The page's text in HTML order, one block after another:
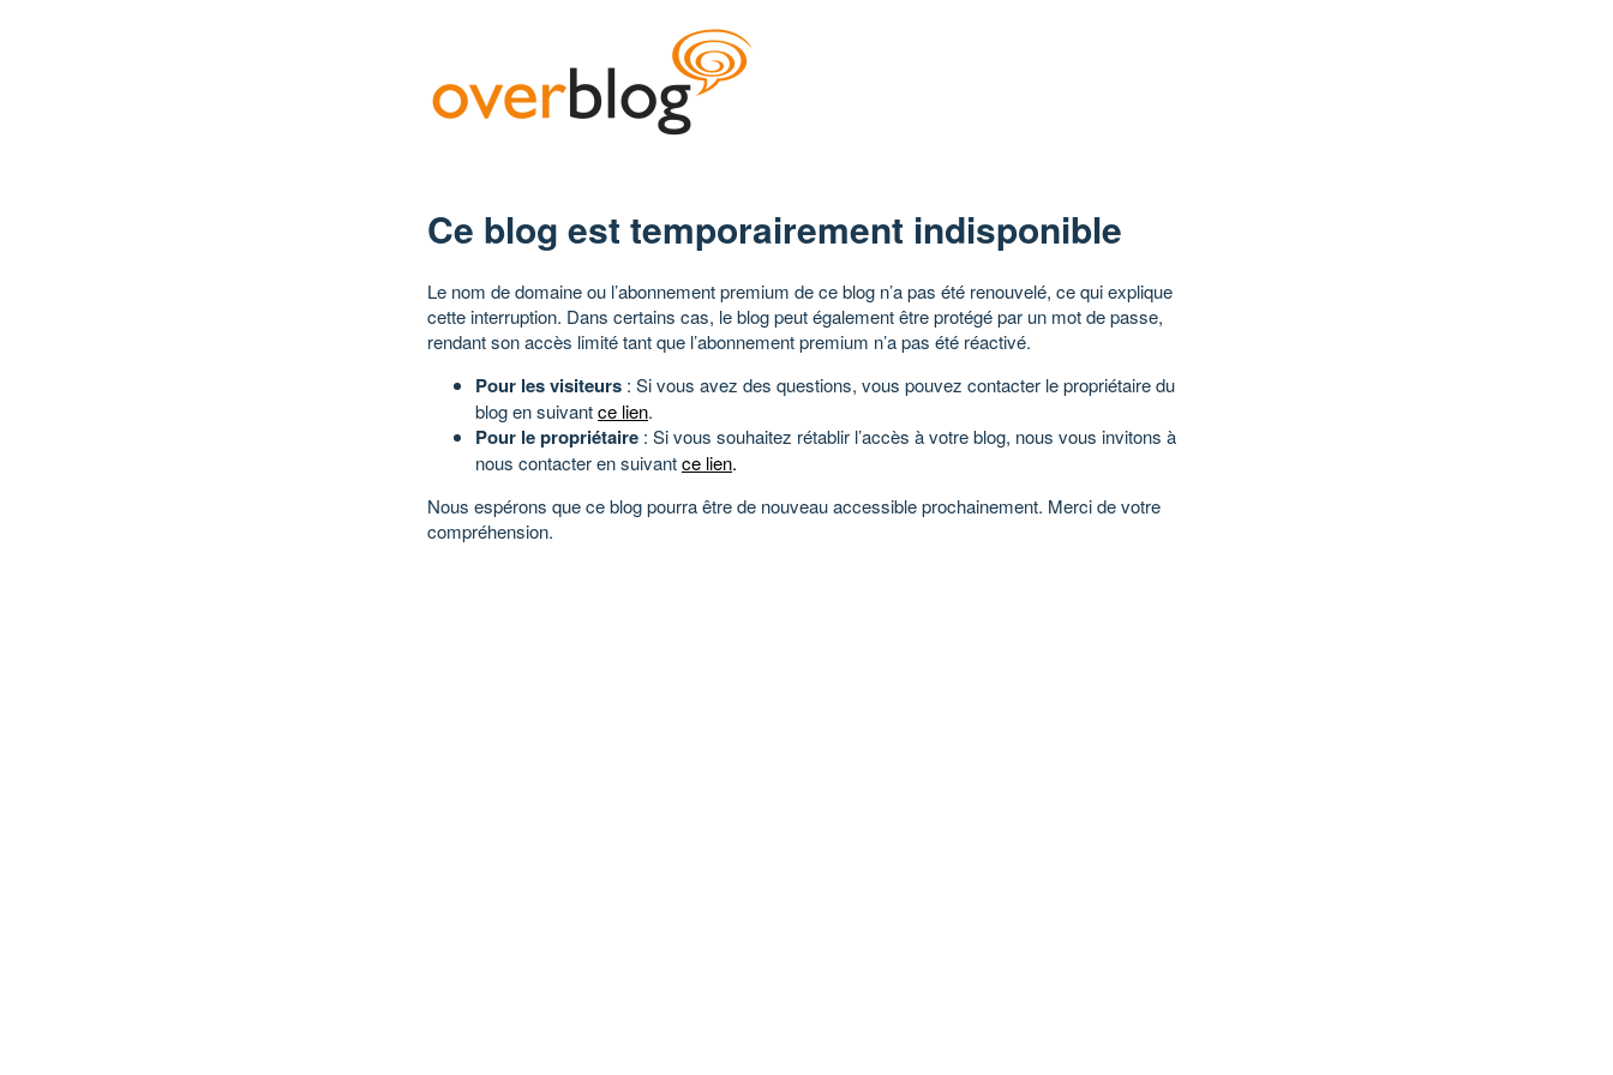
Ce blog est temporairement indisponible
Le nom de domaine ou l’abonnement premium de ce blog n’a pas été renouvelé, ce qui explique
cette interruption. Dans certains cas, le blog peut également être protégé par un mot de passe,
rendant son accès limité tant que l’abonnement premium n’a pas été réactivé.
Pour les visiteurs : Si vous avez des questions, vous pouvez contacter le propriétaire du
blog en suivantce lien.
Pour le propriétaire : Si vous souhaitez rétablir l’accès à votre blog, nous vous invitons à
nous contacter en suivantce lien.
Nous espérons que ce blog pourra être de nouveau accessible prochainement. Merci de votre
compréhension.